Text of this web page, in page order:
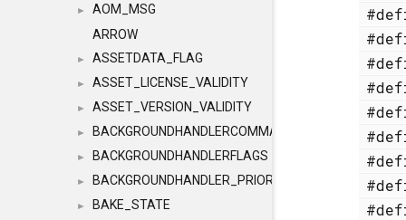
►
AOM_MSG
ARROW
► ASSETDATA_FLAG
► ASSET_LICENSE_VALIDITY
► ASSET_VERSION_VALIDITY
► BACKGROUNDHANDLERCOMMAND
► BACKGROUNDHANDLERFLAGS
► BACKGROUNDHANDLER_PRIORITY
► BAKE_STATE